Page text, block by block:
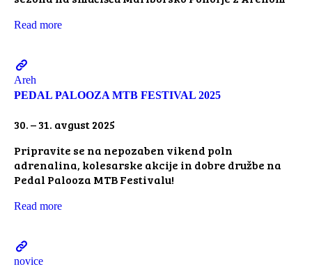
Read more
Areh
PEDAL PALOOZA MTB FESTIVAL 2025
30. – 31. avgust 2025
Pripravite se na nepozaben vikend poln
adrenalina, kolesarske akcije in dobre družbe na
Pedal Palooza MTB Festivalu!
Read more
novice